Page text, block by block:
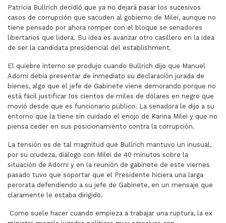
Patricia Bullrich decidió que ya no dejará pasar los sucesivos
casos de corrupción que sacuden al gobierno de Milei, aunque no
tiene pensado por ahora romper con el bloque se senadores
libertarios que lidera. Su idea es avanzar otro casillero en la idea
de ser la candidata presidencial del establishment.
El quiebre interno se produjo cuando Bullrich dijo que Manuel
Adorni debía presentar de inmediato su declaración jurada de
bienes, algo que el jefe de Gabinete viene demorando porque no
está fácil justificar los cientos de miles de dólares en negro que
movió desde que es funcionario público. La senadora le dijo a su
entorno que la tiene sin cuidado el enojo de Karina Milei y que no
piensa ceder en sus posicionamiento contra la corrupción.
La tensión es de tal magnitud que Bullrich mantuvo un inusual,
por su crudeza, diálogo con Milei de 40 minutos sobre la
situación de Adorni y en la reunión de gabinete de este viernes
pasado tuvo que soportar que el Presidente hiciera una larga
perorata defendiendo a su jefe de Gabinete, en un mensaje que
claramente le estaba dirigido.
Como suele hacer cuando empieza a trabajar una ruptura, la ex